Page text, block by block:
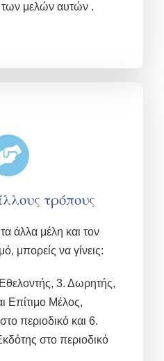
των μελών αυτών .
τρόπους
άλλα μέλη και τον
μπορείς να γίνεις:
3. Δωρητής,
Επίτιμο Μέλος,
περιοδικό και 6.
στο περιοδικό